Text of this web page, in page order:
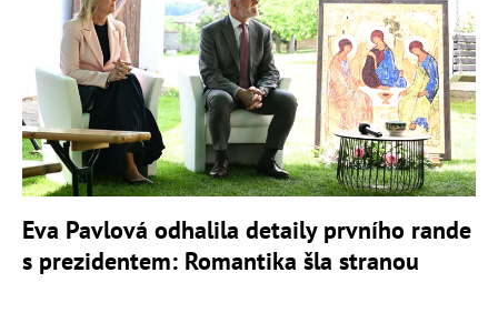
Eva Pavlová odhalila detaily prvního rande
s prezidentem: Romantika šla stranou